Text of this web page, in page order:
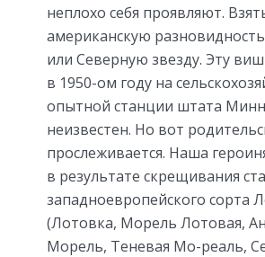
неплохо себя проявляют.
американскую
или Северную звезду. Эту
в 1950-ом году на
опытной станции штата
неизвестен. Но вот
прослеживается. Наша
в результате скрещивания
западноевропейского сорта
(Лотовка, Морель Лотовая,
Морель, Теневая Мо-реаль,